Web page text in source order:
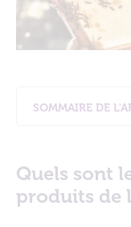
SOMMAIRE DE
Mais
Comment
Quels sont
produits de